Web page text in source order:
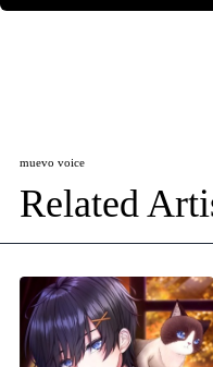
muevo voice
Related